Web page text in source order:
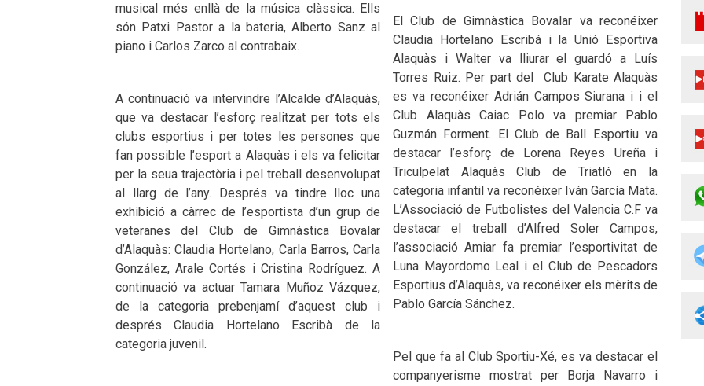
musical més enllà de la música clàssica. Ells
són Patxi Pastor a la bateria, Alberto Sanz al
piano i Carlos Zarco al contrabaix.
A continuació va intervindre l’Alcalde d’Alaquàs,
que va destacar l’esforç realitzat per tots els
clubs esportius i per totes les persones que
fan possible l’esport a Alaquàs i els va felicitar
per la seua trajectòria i pel treball desenvolupat
al llarg de l’any. Després va tindre lloc una
exhibició a càrrec de l’esportista d’un grup de
veteranes del Club de Gimnàstica Bovalar
d’Alaquàs: Claudia Hortelano, Carla Barros, Carla
González, Arale Cortés i Cristina Rodríguez. A
continuació va actuar Tamara Muñoz Vázquez,
de la categoria prebenjamí d’aquest club i
després Claudia Hortelano Escribà de la
categoria juvenil.
El Club de Gimnàstica Bovalar va reconéixer
Claudia Hortelano Escribá i la Unió Esportiva
Alaquàs i Walter va lliurar el guardó a Luís
Torres Ruiz. Per part del
Club Karate Alaquàs
es va reconéixer Adrián Campos Siurana i i el
Club Alaquàs Caiac Polo va premiar Pablo
Guzmán Forment. El Club de Ball Esportiu va
destacar l’esforç de Lorena Reyes Ureña i
Triculpelat Alaquàs Club de Triatló en la
categoria infantil va reconéixer Iván García Mata.
L’Associació de Futbolistes del Valencia C.F va
destacar el treball d’Alfred Soler Campos,
l’associació Amiar fa premiar l’esportivitat de
Luna Mayordomo Leal i el Club de Pescadors
Esportius d’Alaquàs, va reconéixer els mèrits de
Pablo García Sánchez.
Pel que fa al Club Sportiu-Xé, es va destacar el
companyerisme mostrat per Borja Navarro i